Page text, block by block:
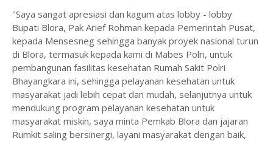
"Saya sangat apresiasi dan kagum atas lobby - lobby
Bupati Blora, Pak Arief Rohman kepada Pemerintah Pusat,
kepada Mensesneg sehingga banyak proyek nasional turun
di Blora, termasuk kepada kami di Mabes Polri, untuk
pembangunan fasilitas kesehatan Rumah Sakit Polri
Bhayangkara ini, sehingga pelayanan kesehatan untuk
masyarakat jadi lebih cepat dan mudah, selanjutnya untuk
mendukung program pelayanan kesehatan untuk
masyarakat miskin, saya minta Pemkab Blora dan jajaran
Rumkit saling bersinergi, layani masyarakat dengan baik,